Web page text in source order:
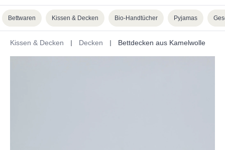
Bettwaren Kissen & Decken Bio-Handtücher Pyjamas
Kissen & Decken Decken Bettdecken aus Kamelwolle